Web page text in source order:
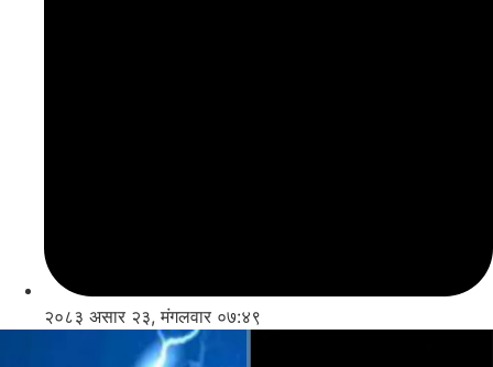
२०८३ असार २३, मंगलवार ०७:४९